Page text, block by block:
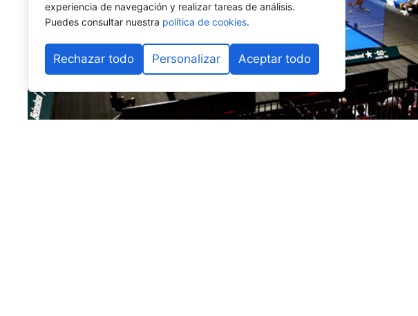
experiencia de navegación y realizar tareas de análisis.
Puedes consultar nuestra política de cookies.
Rechazar todo Personalizar Aceptar todo